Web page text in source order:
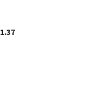
1.37